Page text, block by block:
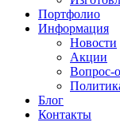
Портфолио
Информация
Новости
Акции
Вопрос-
Блог
Контакты